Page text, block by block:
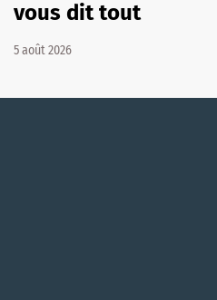
vous dit tout
5 août 2026